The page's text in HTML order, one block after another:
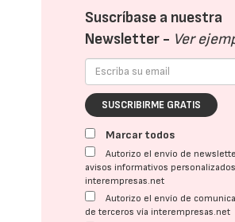
Suscríbase a nuestra
Newsletter - Ver
SUSCRIBIRME GRATIS
Marcar todos
Autorizo el envío de
avisos informativos
interempresas.net
Autorizo el envío de
de terceros vía interempresas.net